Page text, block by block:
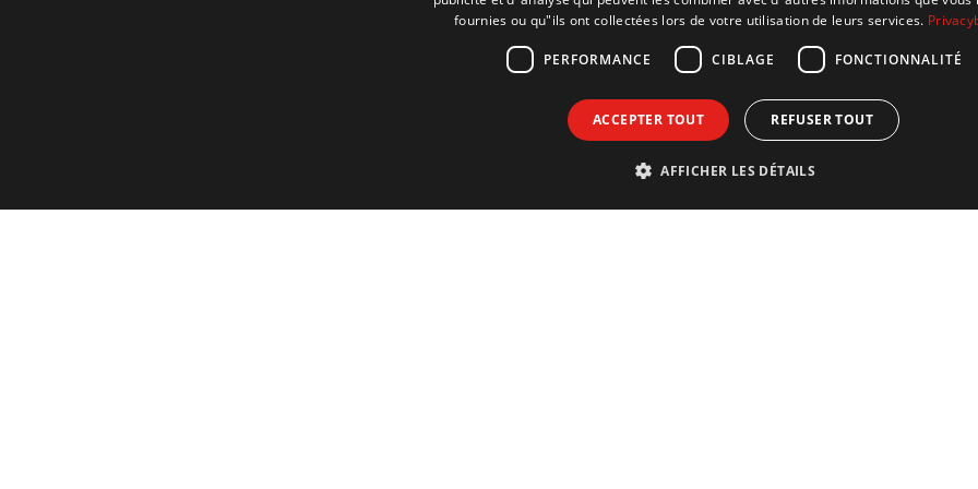
fournies ou qu"ils ont collectées lors de votre utilisation de leurs services.
PERFORMANCE CIBLAGE FONCTIONNALITÉ
ACCEPTER TOUT REFUSER TOUT
AFFICHER LES DÉTAILS